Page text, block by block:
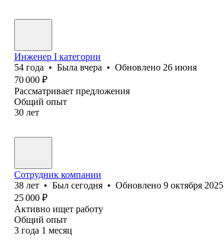
Инженер I категории
54 года • Была вчера • Обновлено 26 июня
70 000 ₽
Рассматривает предложения
Общий опыт
30 лет
Сотрудник компании
38 лет • Был сегодня • Обновлено 9 октября 2025
25 000 ₽
Активно ищет работу
Общий опыт
3 года 1 месяц